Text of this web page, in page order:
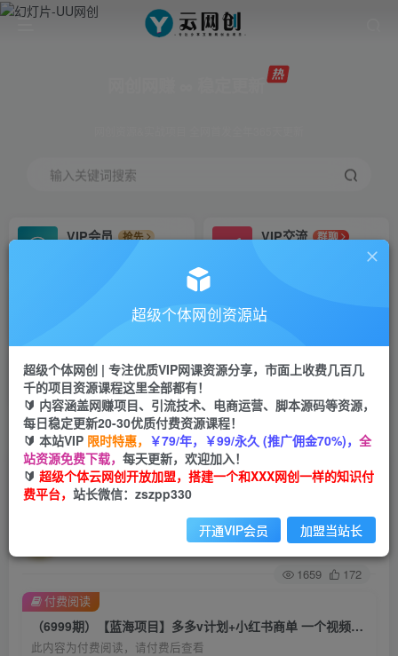
输入关键词搜索
VIP会员
抢先
VIP交流
群聊
研究探讨更多创业项目路子。
会员专属推广链接
招募站长
挂机
项目
脚本卡密
APP下载
GO
首页 创业课程 会员专属 正文
（6999期）【蓝海项目】多多v计划+小红书商单
一个视频三份收益 工作室月入10w
关注 私信
1659 172
（6999期）【蓝海项目】多多v计划+小红书商单 一个视频三份收益 工作室月入10w
此内容为付费阅读，请付费后查看
付费阅读
超级个体网创资源站
超级个体网创 | 专注优质VIP网课资源分享，市面上收费几百几
千的项目资源课程这里全部都有！
🔰 内容涵盖网赚项目、引流技术、电商运营、脚本源码等资源，
每日稳定更新20-30优质付费资源课程！
🔰 本站VIP 限时特惠， ￥79/年，￥99/永久 (推广佣金70%)， 全
站资源免费下载， 每天更新，欢迎加入！
🔰 超级个体云网创开放加盟，搭建一个和XXX网创一样的知识付
费平台， 站长微信：zszpp330
开通VIP会员 加盟当站长